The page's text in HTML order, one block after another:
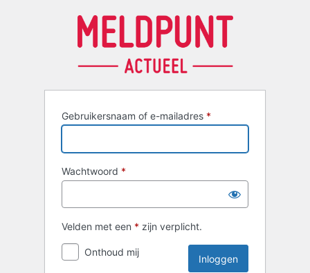
Gebruikersnaam of e-mailadres *
Wachtwoord *
Velden met een * zijn verplicht.
Onthoud mij